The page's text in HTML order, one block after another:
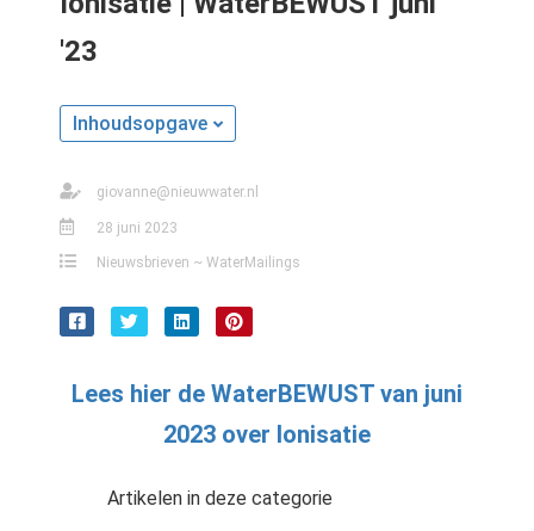
'23
Inhoudsopgave
giovanne@nieuwwater.nl
28 juni 2023
Nieuwsbrieven ~ WaterMailings
Lees hier de WaterBEWUST van juni
2023 over Ionisatie
Artikelen in deze categorie